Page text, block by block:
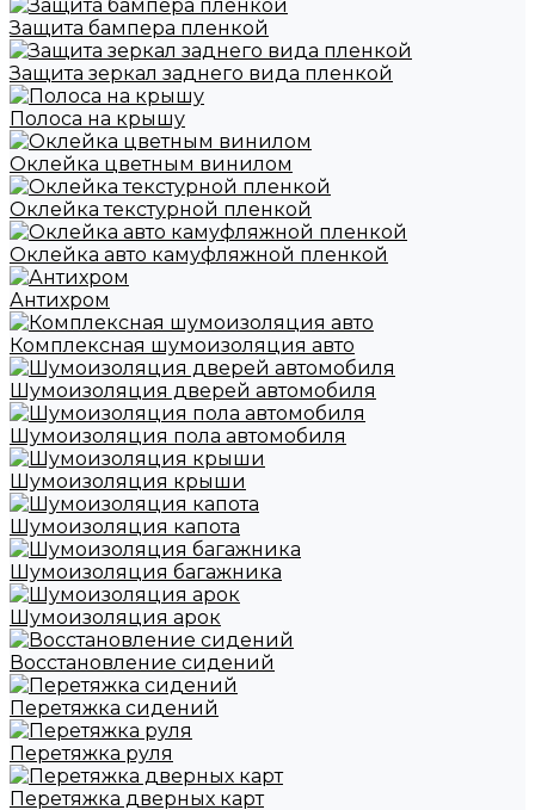
Защита бампера пленкой
Защита зеркал заднего вида пленкой
Полоса на крышу
Оклейка цветным винилом
Оклейка текстурной пленкой
Оклейка авто камуфляжной пленкой
Антихром
Комплексная шумоизоляция авто
Шумоизоляция дверей автомобиля
Шумоизоляция пола автомобиля
Шумоизоляция крыши
Шумоизоляция капота
Шумоизоляция багажника
Шумоизоляция арок
Восстановление сидений
Перетяжка сидений
Перетяжка руля
Перетяжка дверных карт